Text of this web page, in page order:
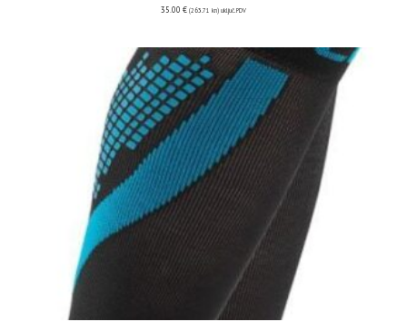
35.00 € (263.71 kn) uključ. PDV